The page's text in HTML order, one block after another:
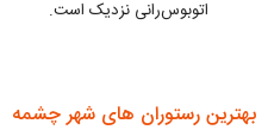
اتوبوس‌رانی نزدیک است.
بهترین رستوران های شهر چشمه